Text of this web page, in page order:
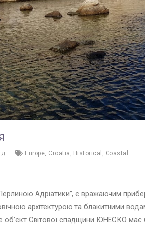
Europe Croatia Historical Coastal
Адріатики”, є вражаючим
архітектурою та блакитними
Світової спадщини ЮНЕСКО має